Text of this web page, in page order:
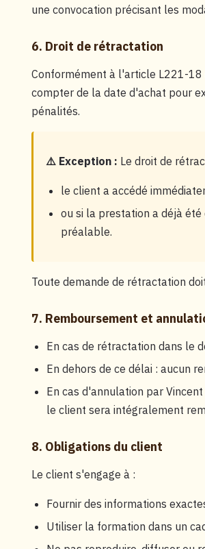
une convocation précisant les
6. Droit de rétractation
Conformément à l'article L221-18
compter de la date d'achat pour
pénalités.
⚠️ Exception : Le droit de
le client a accédé
ou si la prestation a déjà
préalable.
Toute demande de rétractation
7. Remboursement et
En cas de rétractation dans le
En dehors de ce délai : aucun
En cas d'annulation par
le client sera intégralement
8. Obligations du client
Le client s'engage à :
Fournir des informations
Utiliser la formation dans un